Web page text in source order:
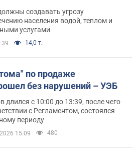
создавать угрозу
населения водой, теплом и
услугами
14,0 т.
по продаже
без нарушений – УЭБ
длился с 10:00 до 13:39, после чего
с Регламентом, состоялся
периоду
15:09 480